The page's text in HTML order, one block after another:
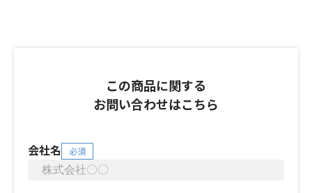
この商品に関する
お問い合わせはこちら
会社名 必須